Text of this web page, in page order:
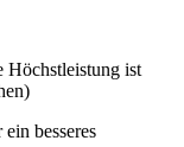
Höchstleistung ist
besseres